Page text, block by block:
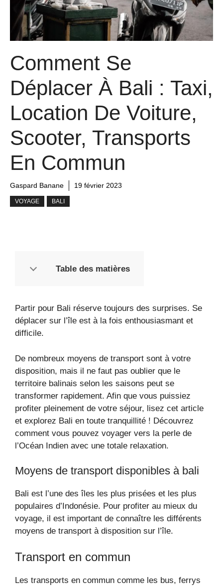
Comment Se
Déplacer À Bali : Taxi,
Location De Voiture,
Scooter, Transports
En Commun
Gaspard Banane 19 février 2023
VOYAGE BALI
Table des matières
Partir pour Bali réserve toujours des surprises. Se
déplacer sur l’île est à la fois enthousiasmant et
difficile.
De nombreux moyens de transport sont à votre
disposition, mais il ne faut pas oublier que le
territoire balinais selon les saisons peut se
transformer rapidement. Afin que vous puissiez
profiter pleinement de votre séjour, lisez cet article
et explorez Bali en toute tranquillité ! Découvrez
comment vous pouvez voyager vers la perle de
l’Océan Indien avec une totale relaxation.
Moyens de transport disponibles à bali
Bali est l’une des îles les plus prisées et les plus
populaires d’Indonésie. Pour profiter au mieux du
voyage, il est important de connaître les différents
moyens de transport à disposition sur l’île.
Transport en commun
Les transports en commun comme les bus, ferrys